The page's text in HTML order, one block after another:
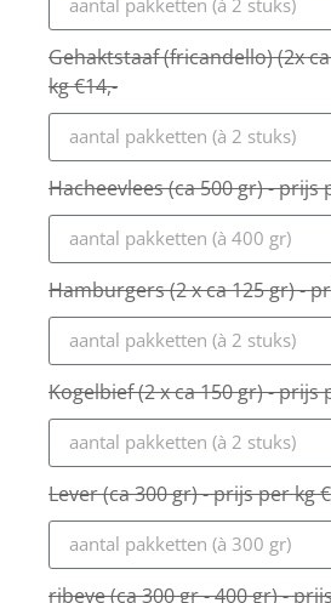
Gehaktstaaf (fricandello) (2x
kg €14,-
Hacheevlees (ca 500 gr) - prijs
Hamburgers (2 x ca 125 gr) -
Kogelbief (2 x ca 150 gr) - prijs
Lever (ca 300 gr) - prijs per kg
ribeye (ca 300 gr - 400 gr) -